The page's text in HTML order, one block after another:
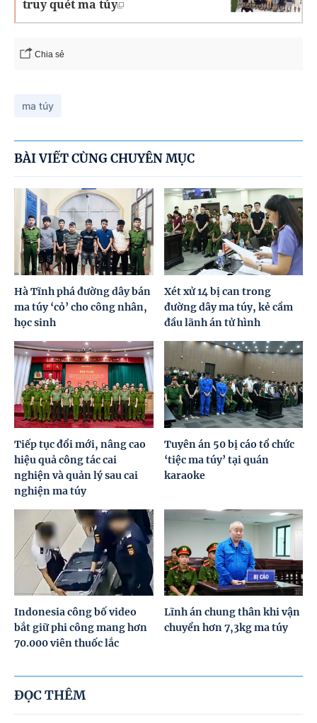
truy quét ma túy
Chia sẻ
ma túy
BÀI VIẾT CÙNG CHUYÊN MỤC
Hà Tĩnh phá đường dây bán
ma túy ‘cỏ’ cho công nhân,
học sinh
Xét xử 14 bị can trong
đường dây ma túy, kẻ cầm
đầu lãnh án tử hình
Tiếp tục đổi mới, nâng cao
hiệu quả công tác cai
nghiện và quản lý sau cai
nghiện ma túy
Tuyên án 50 bị cáo tổ chức
‘tiệc ma túy’ tại quán
karaoke
Indonesia công bố video
bắt giữ phi công mang hơn
70.000 viên thuốc lắc
Lĩnh án chung thân khi vận
chuyển hơn 7,3kg ma túy
ĐỌC THÊM